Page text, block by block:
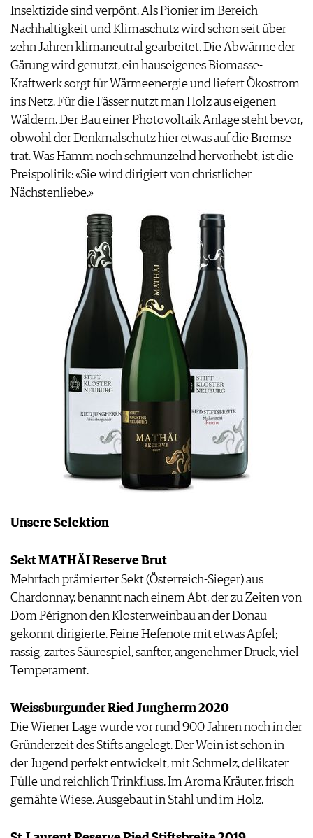
Insektizide sind verpönt. Als Pionier im Bereich
Nachhaltigkeit und Klimaschutz wird schon seit über
zehn Jahren klimaneutral gearbeitet. Die Abwärme der
Gärung wird genutzt, ein hauseigenes Biomasse-
Kraftwerk sorgt für Wärmeenergie und liefert Ökostrom
ins Netz. Für die Fässer nutzt man Holz aus eigenen
Wäldern. Der Bau einer Photovoltaik-Anlage steht bevor,
obwohl der Denkmalschutz hier etwas auf die Bremse
trat. Was Hamm noch schmunzelnd hervorhebt, ist die
Preispolitik: «Sie wird dirigiert von christlicher
Nächstenliebe.»
Unsere Selektion
Sekt MATHÄI Reserve Brut
Mehrfach prämierter Sekt (Österreich-Sieger) aus
Chardonnay, benannt nach einem Abt, der zu Zeiten von
Dom Pérignon den Klosterweinbau an der Donau
gekonnt dirigierte. Feine Hefenote mit etwas Apfel;
rassig, zartes Säurespiel, sanfter, angenehmer Druck, viel
Temperament.
Weissburgunder Ried Jungherrn 2020
Die Wiener Lage wurde vor rund 900 Jahren noch in der
Gründerzeit des Stifts angelegt. Der Wein ist schon in
der Jugend perfekt entwickelt, mit Schmelz, delikater
Fülle und reichlich Trinkfluss. Im Aroma Kräuter, frisch
gemähte Wiese. Ausgebaut in Stahl und im Holz.